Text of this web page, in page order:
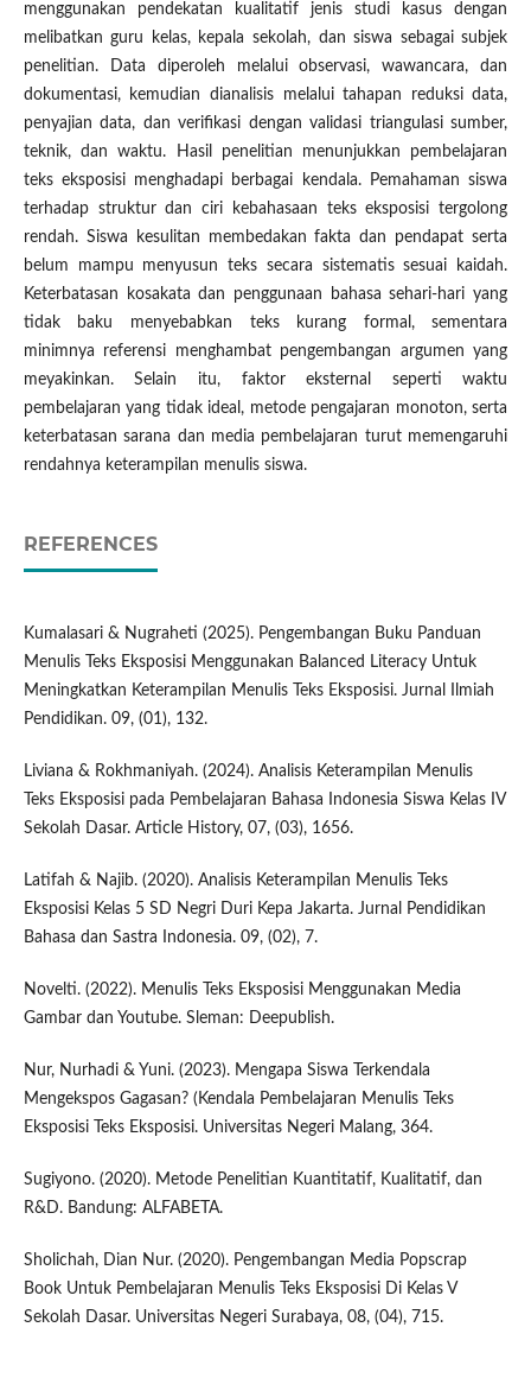
menggunakan pendekatan kualitatif jenis studi kasus dengan
melibatkan guru kelas, kepala sekolah, dan siswa sebagai subjek
penelitian. Data diperoleh melalui observasi, wawancara, dan
dokumentasi, kemudian dianalisis melalui tahapan reduksi data,
penyajian data, dan verifikasi dengan validasi triangulasi sumber,
teknik, dan waktu. Hasil penelitian menunjukkan pembelajaran
teks eksposisi menghadapi berbagai kendala. Pemahaman siswa
terhadap struktur dan ciri kebahasaan teks eksposisi tergolong
rendah. Siswa kesulitan membedakan fakta dan pendapat serta
belum mampu menyusun teks secara sistematis sesuai kaidah.
Keterbatasan kosakata dan penggunaan bahasa sehari-hari yang
tidak baku menyebabkan teks kurang formal, sementara
minimnya referensi menghambat pengembangan argumen yang
meyakinkan. Selain itu, faktor eksternal seperti waktu
pembelajaran yang tidak ideal, metode pengajaran monoton, serta
keterbatasan sarana dan media pembelajaran turut memengaruhi
rendahnya keterampilan menulis siswa.
REFERENCES
Kumalasari & Nugraheti (2025). Pengembangan Buku Panduan
Menulis Teks Eksposisi Menggunakan Balanced Literacy Untuk
Meningkatkan Keterampilan Menulis Teks Eksposisi. Jurnal Ilmiah
Pendidikan. 09, (01), 132.
Liviana & Rokhmaniyah. (2024). Analisis Keterampilan Menulis
Teks Eksposisi pada Pembelajaran Bahasa Indonesia Siswa Kelas IV
Sekolah Dasar. Article History, 07, (03), 1656.
Latifah & Najib. (2020). Analisis Keterampilan Menulis Teks
Eksposisi Kelas 5 SD Negri Duri Kepa Jakarta. Jurnal Pendidikan
Bahasa dan Sastra Indonesia. 09, (02), 7.
Novelti. (2022). Menulis Teks Eksposisi Menggunakan Media
Gambar dan Youtube. Sleman: Deepublish.
Nur, Nurhadi & Yuni. (2023). Mengapa Siswa Terkendala
Mengekspos Gagasan? (Kendala Pembelajaran Menulis Teks
Eksposisi Teks Eksposisi. Universitas Negeri Malang, 364.
Sugiyono. (2020). Metode Penelitian Kuantitatif, Kualitatif, dan
R&D. Bandung: ALFABETA.
Sholichah, Dian Nur. (2020). Pengembangan Media Popscrap
Book Untuk Pembelajaran Menulis Teks Eksposisi Di Kelas V
Sekolah Dasar. Universitas Negeri Surabaya, 08, (04), 715.